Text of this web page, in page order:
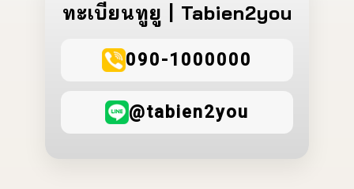
ทะเบียนทูยู | Tabien2you
090-1000000
@tabien2you